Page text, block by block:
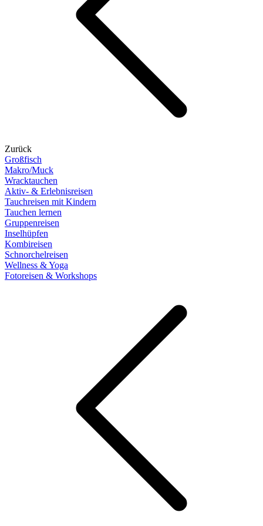
Zurück
Großfisch
Makro/Muck
Wracktauchen
Aktiv- & Erlebnisreisen
Tauchreisen mit Kindern
Tauchen lernen
Gruppenreisen
Inselhüpfen
Kombireisen
Schnorchelreisen
Wellness & Yoga
Fotoreisen & Workshops